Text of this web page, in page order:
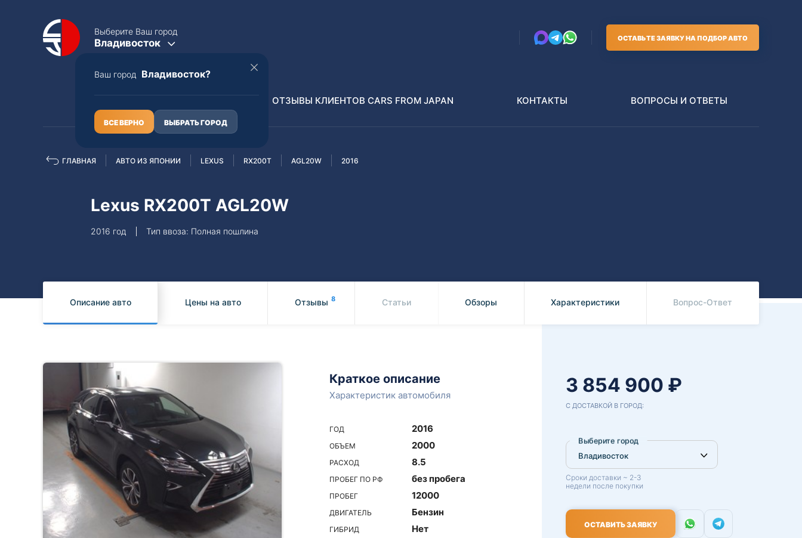
Выберите Ваш город
Владивосток
Ваш город Владивосток?
ВСЕ ВЕРНО ВЫБРАТЬ ГОРОД
ОСТАВЬТЕ ЗАЯВКУ НА ПОДБОР АВТО
Полная пошлина
Subaru
Распилы и конструкторы
ОТЗЫВЫ КЛИЕНТОВ CARS FROM JAPAN КОНТАКТЫ ВОПРОСЫ И ОТВЕТЫ
ГЛАВНАЯ АВТО ИЗ ЯПОНИИ LEXUS RX200T AGL20W 2016
Lexus RX200T AGL20W
2016 год Тип ввоза: Полная пошлина
Описание авто Цены на авто Отзывы 8 Статьи Обзоры Характеристики Вопрос-Ответ
Краткое описание
Характеристик автомобиля
ГОД 2016
ОБЪЕМ 2000
РАСХОД 8.5
ПРОБЕГ ПО РФ без пробега
ПРОБЕГ 12000
ДВИГАТЕЛЬ Бензин
ГИБРИД Нет
3 854 900 ₽
С ДОСТАВКОЙ В ГОРОД:
Выберите город
Сроки доставки ~ 2-3
недели после покупки
ОСТАВИТЬ ЗАЯВКУ